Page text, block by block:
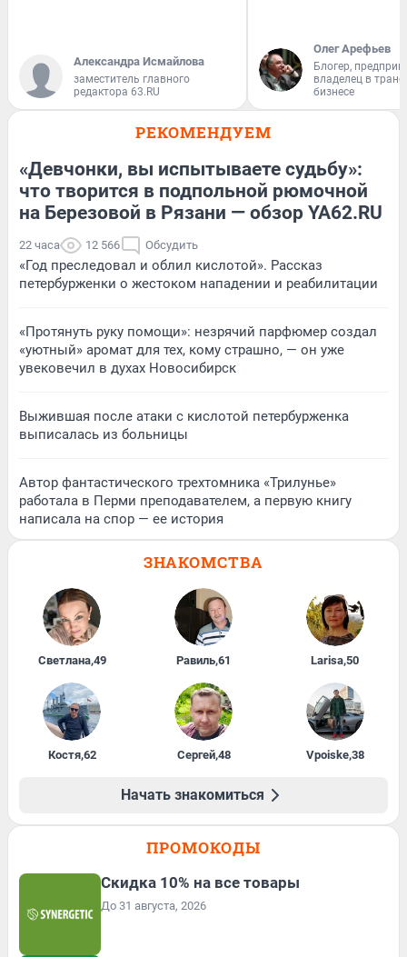
Александра Исмайлова
заместитель главного
редактора 63.RU
Олег Арефьев
Блогер,
владелец в
бизнесе
РЕКОМЕНДУЕМ
«Девчонки, вы испытываете судьбу»:
что творится в подпольной рюмочной
на Березовой в Рязани — обзор YA62.RU
22 часа 12 566 Обсудить
«Год преследовал и облил кислотой». Рассказ
петербурженки о жестоком нападении и реабилитации
«Протянуть руку помощи»: незрячий парфюмер создал
«уютный» аромат для тех, кому страшно, — он уже
увековечил в духах Новосибирск
Выжившая после атаки с кислотой петербурженка
выписалась из больницы
Автор фантастического трехтомника «Трилунье»
работала в Перми преподавателем, а первую книгу
написала на спор — ее история
ЗНАКОМСТВА
Светлана,49 Равиль,61 Larisa,50
Костя,62 Сергей,48 Vpoiske,38
Начать знакомиться
ПРОМОКОДЫ
Скидка 10% на все товары
До 31 августа, 2026